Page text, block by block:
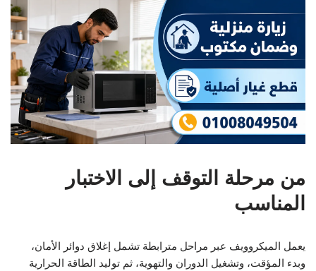
من مرحلة التوقف إلى الاختبار
المناسب
يعمل الميكروويف عبر مراحل مترابطة تشمل إغلاق دوائر الأمان،
وبدء المؤقت، وتشغيل الدوران والتهوية، ثم توليد الطاقة الحرارية